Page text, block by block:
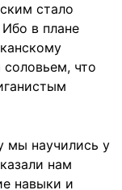
стало
в плане
соловьем, что
мы научились у
нам
навыки и